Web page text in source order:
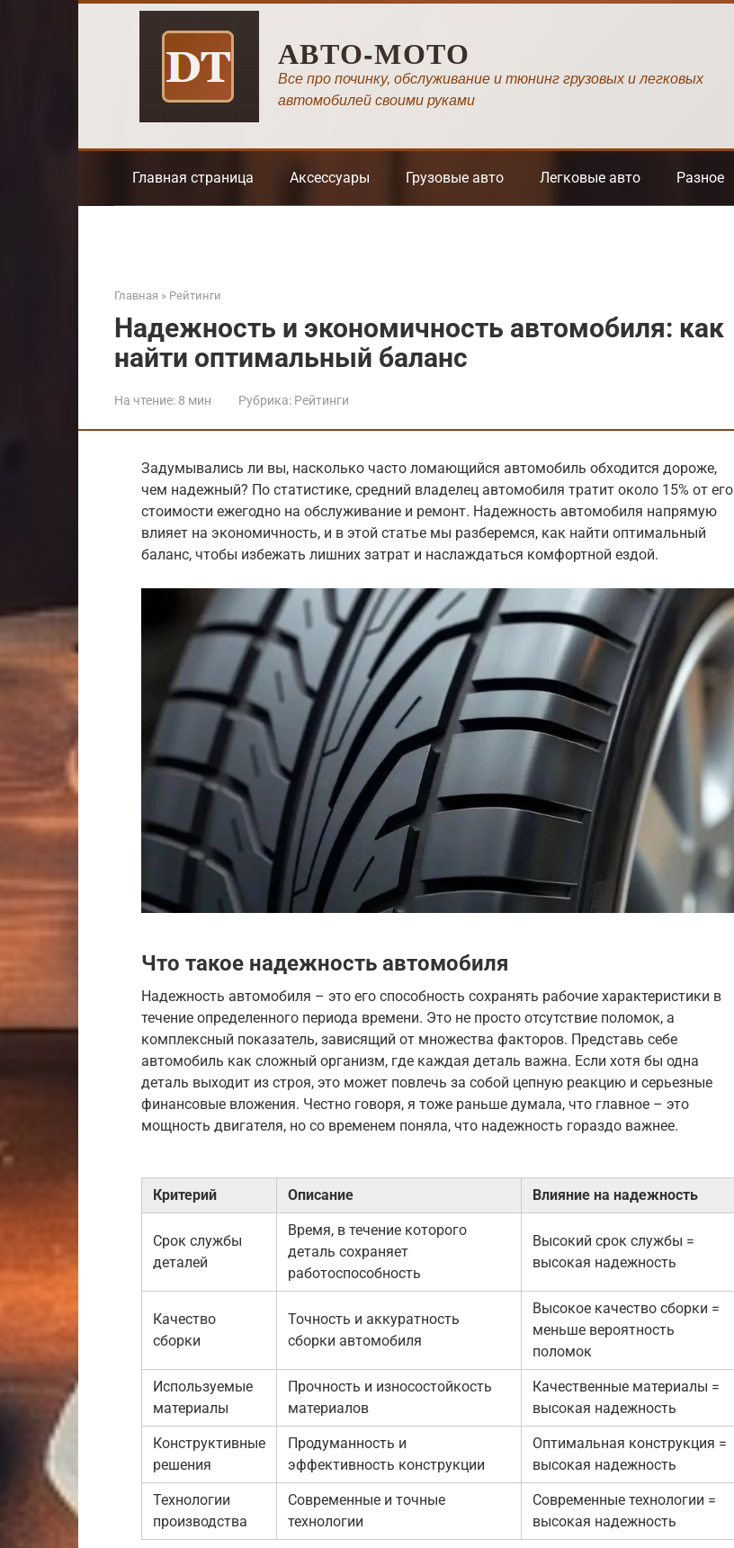
АВТО-МОТО
Все про починку, обслуживание и тюнинг грузовых и легковых
автомобилей своими руками
Главная страница Аксессуары Грузовые авто Легковые авто Разное
Главная » Рейтинги
Надежность и экономичность автомобиля: как
найти оптимальный баланс
На чтение: 8 мин Рубрика: Рейтинги
Задумывались ли вы, насколько часто ломающийся автомобиль обходится дороже,
чем надежный? По статистике, средний владелец автомобиля тратит около 15% от его
стоимости ежегодно на обслуживание и ремонт. Надежность автомобиля напрямую
влияет на экономичность, и в этой статье мы разберемся, как найти оптимальный
баланс, чтобы избежать лишних затрат и наслаждаться комфортной ездой.
Что такое надежность автомобиля
Надежность автомобиля – это его способность сохранять рабочие характеристики в
течение определенного периода времени. Это не просто отсутствие поломок, а
комплексный показатель, зависящий от множества факторов. Представь себе
автомобиль как сложный организм, где каждая деталь важна. Если хотя бы одна
деталь выходит из строя, это может повлечь за собой цепную реакцию и серьезные
финансовые вложения. Честно говоря, я тоже раньше думала, что главное – это
мощность двигателя, но со временем поняла, что надежность гораздо важнее.
Критерий Описание Влияние на надежность
Срок службы
деталей
Время, в течение которого
деталь сохраняет
работоспособность
Высокий срок службы =
высокая надежность
Качество
сборки
Точность и аккуратность
сборки автомобиля
Высокое качество сборки =
меньше вероятность
поломок
Используемые
материалы
Прочность и износостойкость
материалов
Качественные материалы =
высокая надежность
Конструктивные
решения
Продуманность и
эффективность конструкции
Оптимальная конструкция =
высокая надежность
Технологии
производства
Современные и точные
технологии
Современные технологии =
высокая надежность